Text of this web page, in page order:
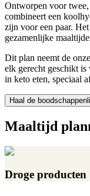
Ontworpen voor twee,
combineert een
zijn voor een paar.
gezamenlijke
Dit plan neemt de
elk gerecht geschikt is
in keto eten, speciaal
Haal de
Maaltijd
Droge producten